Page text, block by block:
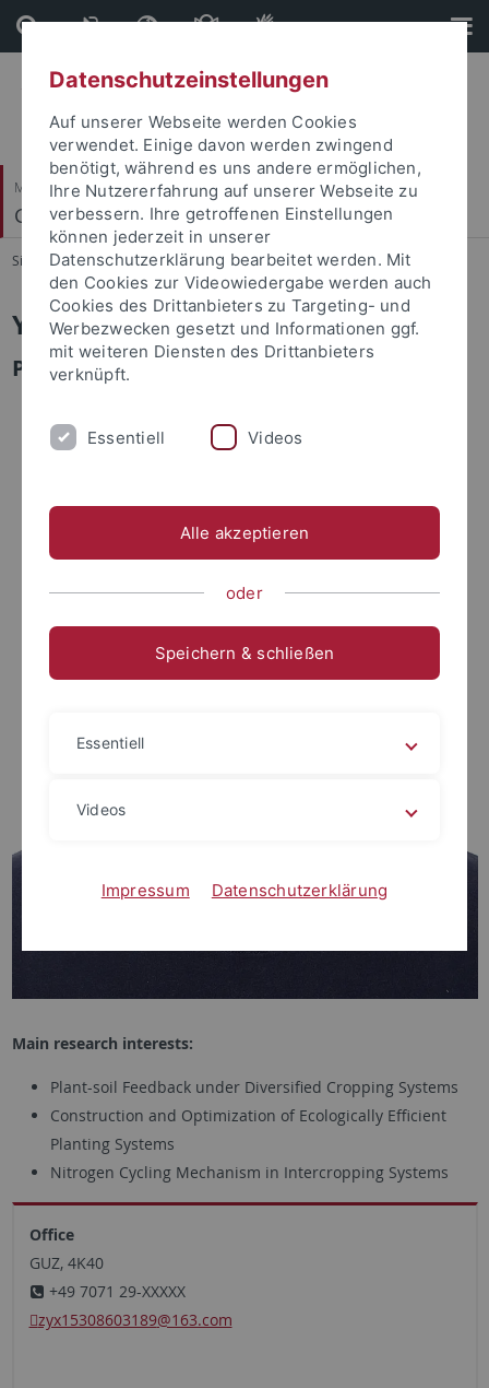
Direkt
zum
Inhalt
Direkt
zur
Fußleiste
Mathematisch-Naturwissenschaftliche Fakultät
Geosphären-Biosphären Wechselwirkungen
Sie sind hier: Startseite ... Yuxuan Zhang
Yuxuan Zhang
PhD student
Main research interests:
Plant-soil Feedback under Diversified Cropping Systems
Construction and Optimization of Ecologically Efficient
Planting Systems
Nitrogen Cycling Mechanism in Intercropping Systems
Office
GUZ, 4K40
+49 7071 29-XXXXX
zyx15308603189@163.com
Datenschutzeinstellungen
Auf unserer Webseite werden Cookies
verwendet. Einige davon werden zwingend
benötigt, während es uns andere ermöglichen,
Ihre Nutzererfahrung auf unserer Webseite zu
verbessern. Ihre getroffenen Einstellungen
können jederzeit in unserer
Datenschutzerklärung bearbeitet werden. Mit
den Cookies zur Videowiedergabe werden auch
Cookies des Drittanbieters zu Targeting- und
Werbezwecken gesetzt und Informationen ggf.
mit weiteren Diensten des Drittanbieters
verknüpft.
Essentiell Videos
Alle akzeptieren
oder
Speichern & schließen
Essentiell
Videos
Impressum Datenschutzerklärung